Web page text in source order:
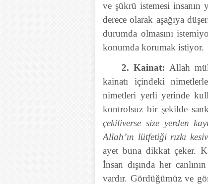
ve şükrü istemesi
derece olarak aşağıya
durumda olmasını
konumda korumak istiyor.
2. Kainat: Allah
kainatı içindeki
nimetleri yerli yerinde
kontrolsuz bir şekilde
çekiliverse size yerden
Allah’ın lütfetiği rızkı
ayet buna dikkat çeker.
İnsan dışında her
vardır. Gördüğümüz ve